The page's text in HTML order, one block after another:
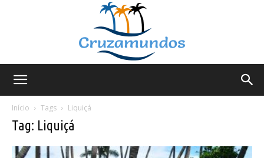
Início
Tags Liquiçá
Tag: Liquiçá